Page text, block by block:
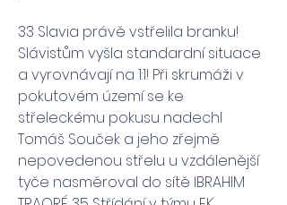
33 Slavia právě vstřelila branku!
Slávistům vyšla standardní situace
a vyrovnávají na 1:1! Při skrumáži v
pokutovém území se ke
střeleckému pokusu nadechl
Tomáš Souček a jeho zřejmě
nepovedenou střelu u vzdálenější
tyče nasměroval do sítě IBRAHIM